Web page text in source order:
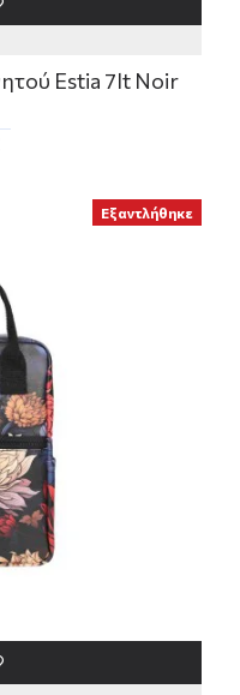
Estia 7lt Noir
Εξαντλήθηκε